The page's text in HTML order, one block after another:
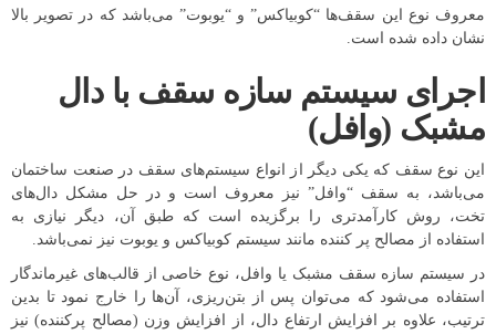
معروف نوع این سقف‌ها “کوبیاکس” و “یوبوت” می‌باشد که در تصویر بالا
نشان داده شده است.
اجرای سیستم سازه سقف با دال
مشبک (وافل)
این نوع سقف که یکی دیگر از انواع سیستم‌های سقف در صنعت ساختمان
می‌باشد، به سقف‌ “وافل” نیز معروف است و در حل مشکل دال‌های
تخت، روش کارآمدتری را برگزیده است که طبق آن، دیگر نیازی به
استفاده از مصالح پر کننده مانند سیستم کوبیاکس و یوبوت نیز نمی‌باشد.
در سیستم سازه سقف مشبک یا وافل، نوع خاصی از قالب‌های غیرماندگار
استفاده می‌شود که می‌توان پس از بتن‌ریزی، آن‌ها را خارج نمود تا بدین
ترتیب، علاوه بر افزایش ارتفاع دال، از افزایش وزن (مصالح پرکننده) نیز